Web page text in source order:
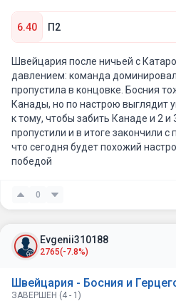
6.40 П2
Швейцария после ничьей с
давлением: команда
пропустила в концовке. Босния
Канады, но по настрою выглядит
к тому, чтобы забить Канаде и 2 и
пропустили и в итоге закончили
что сегодня будет похожий
победой
0
Evgenii310188
2765(-7.8%)
Швейцария - Босния и
ЗАВЕРШЕН (4 - 1)